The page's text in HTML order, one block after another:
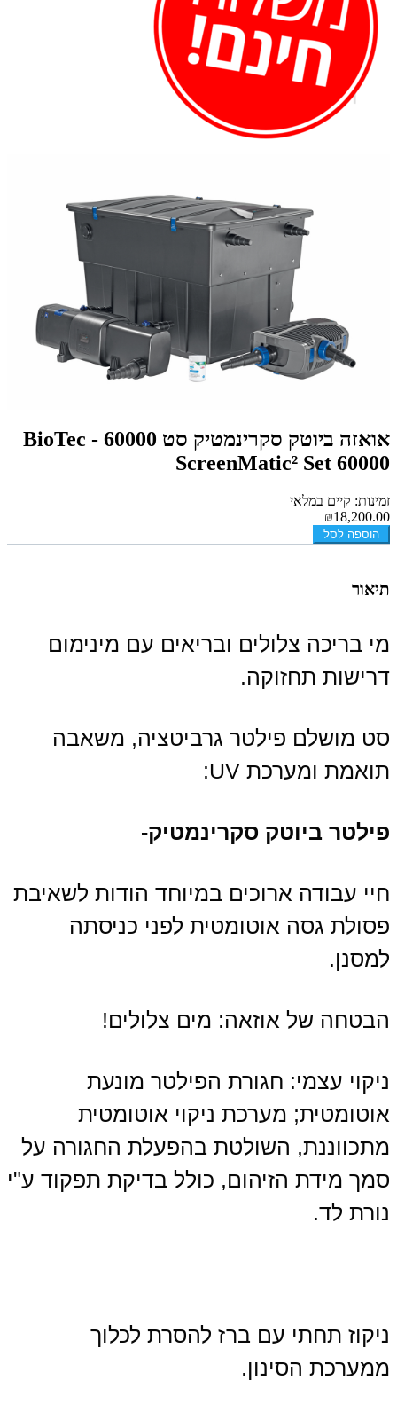
אואזה ביוטק סקרינמטיק סט 60000 - BioTec
ScreenMatic² Set 60000
זמינות: קיים במלאי
₪18,200.00
הוספה לסל
תיאור
מי בריכה צלולים ובריאים עם מינימום
דרישות תחזוקה.
סט מושלם פילטר גרביטציה, משאבה
תואמת ומערכת UV:
פילטר ביוטק סקרינמטיק-
חיי עבודה ארוכים במיוחד הודות לשאיבת
פסולת גסה אוטומטית לפני כניסתה
למסנן.
הבטחה של אוזאה: מים צלולים!
ניקוי עצמי: חגורת הפילטר מונעת
אוטומטית; מערכת ניקוי אוטומטית
מתכווננת, השולטת בהפעלת החגורה על
סמך מידת הזיהום, כולל בדיקת תפקוד ע"י
נורת לד.
ניקוז תחתי עם ברז להסרת לכלוך
ממערכת הסינון.